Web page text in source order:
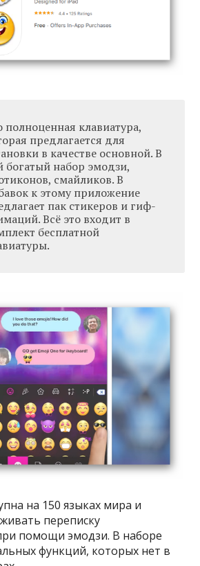
полноценная клавиатура,
предлагается для
в качестве основной. В
богатый набор эмодзи,
смайликов. В
к этому приложение
пак стикеров и гиф-
Всё это входит в
бесплатной
на 150 языках мира и
переписку
помощи эмодзи. В наборе
функций, которых нет в